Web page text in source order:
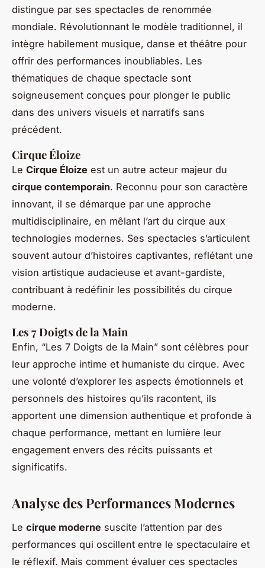
distingue par ses spectacles de renommée
mondiale. Révolutionnant le modèle traditionnel, il
intègre habilement musique, danse et théâtre pour
offrir des performances inoubliables. Les
thématiques de chaque spectacle sont
soigneusement conçues pour plonger le public
dans des univers visuels et narratifs sans
précédent.
Cirque Éloize
Le Cirque Éloize est un autre acteur majeur du
cirque contemporain. Reconnu pour son caractère
innovant, il se démarque par une approche
multidisciplinaire, en mêlant l’art du cirque aux
technologies modernes. Ses spectacles s’articulent
souvent autour d’histoires captivantes, reflétant une
vision artistique audacieuse et avant-gardiste,
contribuant à redéfinir les possibilités du cirque
moderne.
Les 7 Doigts de la Main
Enfin, “Les 7 Doigts de la Main” sont célèbres pour
leur approche intime et humaniste du cirque. Avec
une volonté d’explorer les aspects émotionnels et
personnels des histoires qu’ils racontent, ils
apportent une dimension authentique et profonde à
chaque performance, mettant en lumière leur
engagement envers des récits puissants et
significatifs.
Analyse des Performances Modernes
Le cirque moderne suscite l’attention par des
performances qui oscillent entre le spectaculaire et
le réflexif. Mais comment évaluer ces spectacles